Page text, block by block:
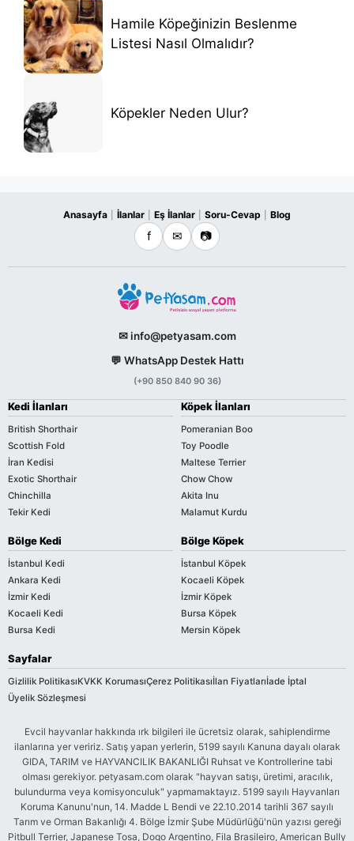
Hamile Köpeğinizin Beslenme
Listesi Nasıl Olmalıdır?
Köpekler Neden Ulur?
Anasayfa İlanlar Eş İlanlar Soru-Cevap Blog
f ✉ 📷
✉ info@petyasam.com
💬 WhatsApp Destek Hattı
(+90 850 840 90 36)
Kedi İlanları
British Shorthair
Scottish Fold
İran Kedisi
Exotic Shorthair
Chinchilla
Tekir Kedi
Köpek İlanları
Pomeranian Boo
Toy Poodle
Maltese Terrier
Chow Chow
Akita Inu
Malamut Kurdu
Bölge Kedi
İstanbul Kedi
Ankara Kedi
İzmir Kedi
Kocaeli Kedi
Bursa Kedi
Bölge Köpek
İstanbul Köpek
Kocaeli Köpek
İzmir Köpek
Bursa Köpek
Mersin Köpek
Sayfalar
Gizlilik PolitikasıKVKK KorumasıÇerez Politikasıİlan Fiyatlarıİade İptal
Üyelik Sözleşmesi
Evcil hayvanlar hakkında ırk bilgileri ile ücretsiz olarak, sahiplendirme
ilanlarına yer veririz. Satış yapan yerlerin, 5199 sayılı Kanuna dayalı olarak
GIDA, TARIM ve HAYVANCILIK BAKANLIĞI Ruhsat ve Kontrollerine tabi
olması gerekiyor. petyasam.com olarak "hayvan satışı, üretimi, aracılık,
bulundurma veya komisyonculuk" yapmamaktayız. 5199 sayılı Hayvanları
Koruma Kanunu'nun, 14. Madde L Bendi ve 22.10.2014 tarihli 367 sayılı
Tarım ve Orman Bakanlığı 4. Bölge İzmir Şube Müdürlüğü'nün yazısı gereği
Pitbull Terrier, Japanese Tosa, Dogo Argentino, Fila Brasileiro, American Bully